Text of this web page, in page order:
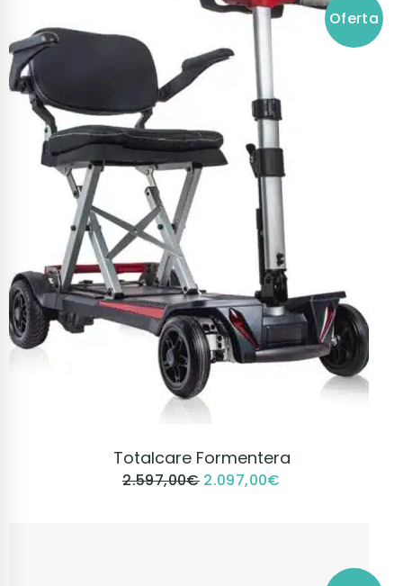
Oferta
VER PRODUCTO
Totalcare Formentera
2.597,00€ 2.097,00€